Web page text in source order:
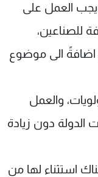
العمل على
للصناعين،
اضافةً الى موضوع
والعمل
الدولة دون زيادة
استثناء لها من